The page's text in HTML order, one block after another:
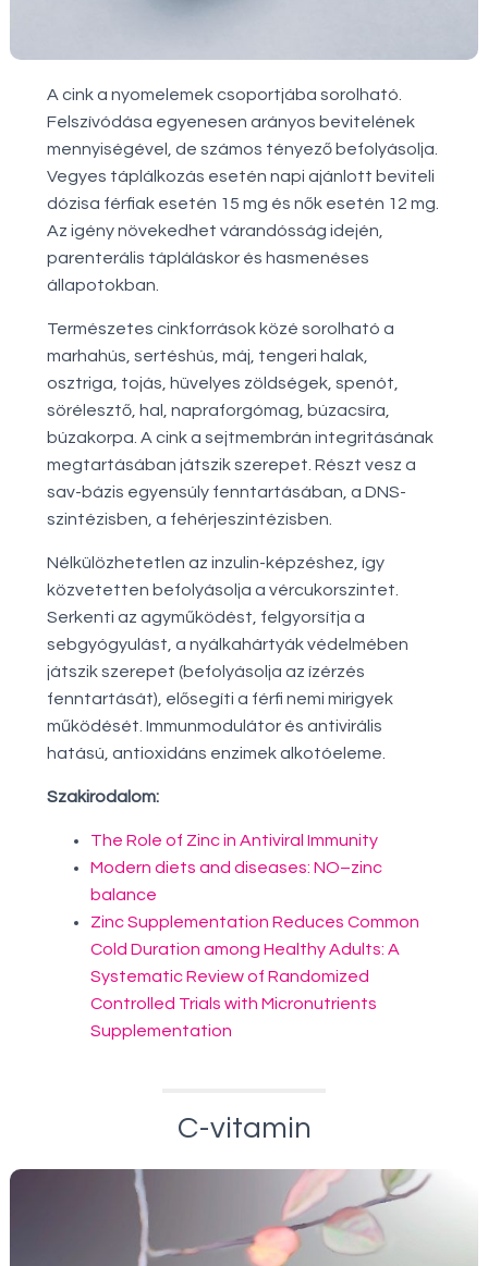
A cink a nyomelemek csoportjába sorolható.
Felszívódása egyenesen arányos bevitelének
mennyiségével, de számos tényező befolyásolja.
Vegyes táplálkozás esetén napi ajánlott beviteli
dózisa férfiak esetén 15 mg és nők esetén 12 mg.
Az igény növekedhet várandósság idején,
parenterális tápláláskor és hasmenéses
állapotokban.
Természetes cinkforrások közé sorolható a
marhahús, sertéshús, máj, tengeri halak,
osztriga, tojás, hüvelyes zöldségek, spenót,
sörélesztő, hal, napraforgómag, búzacsíra,
búzakorpa. A cink a sejtmembrán integritásának
megtartásában játszik szerepet. Részt vesz a
sav-bázis egyensúly fenntartásában, a DNS-
szintézisben, a fehérjeszintézisben.
Nélkülözhetetlen az inzulin-képzéshez, így
közvetetten befolyásolja a vércukorszintet.
Serkenti az agyműködést, felgyorsítja a
sebgyógyulást, a nyálkahártyák védelmében
játszik szerepet (befolyásolja az ízérzés
fenntartását), elősegíti a férfi nemi mirigyek
működését. Immunmodulátor és antivirális
hatású, antioxidáns enzimek alkotóeleme.
Szakirodalom:
The Role of Zinc in Antiviral Immunity
Modern diets and diseases: NO–zinc
balance
Zinc Supplementation Reduces Common
Cold Duration among Healthy Adults: A
Systematic Review of Randomized
Controlled Trials with Micronutrients
Supplementation
C-vitamin